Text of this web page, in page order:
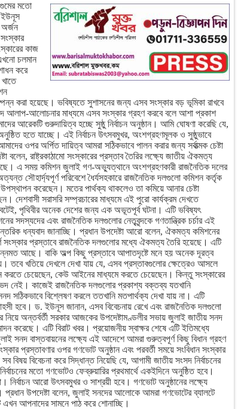
মতো
ইউনূস
কাজ
চলমান
করে
খাতে
করা হয়েছে। ভবিষ্যতে সুশাসনের জন্য এসব সংস্কার বড় ভূমিকা রাখবে
আলাপ-আলোচনার মাধ্যমে এসব সংস্কার গ্রহণ করবে বলে আশা প্রকাশ
আরেকটি গুরুদায়িত্ব হচ্ছে সুষ্ঠু নির্বাচন অনুষ্ঠান। আমি ঘোষণা করেছি যে,
অনুষ্ঠিত হতে যাচ্ছে। এই নির্বাচন উৎসবমুখর, অংশগ্রহণমূলক ও সুষ্ঠুভাবে
ওপর অর্পিত দায়িত্ব আমরা সঠিকভাবে পালন করার জন্য সর্বাত্মক চেষ্টা
বলেন, রাষ্ট্রকাঠামো সংস্কারের প্রস্তাব তৈরির লক্ষ্যে জাতীয় ঐকমত্য
এ সময় কমিশন জুলাই গণ-অভ্যুত্থানে অংশগ্রহণকারী রাজনৈতিক দলের
সৌহার্দ্যপূর্ণ পরিবেশে ধৈর্যসহকারে রাজনৈতিক দলগুলো কমিশন কর্তৃক
করেছেন। মতের পার্থক্য থাকলেও তা কমিয়ে আনার চেষ্টা
সরাসরি সম্প্রচারের মাধ্যমে এই পুরো কার্যক্রম দেখতে
বটেই, পৃথিবীর অনেক দেশের জন্য এক অভূতপূর্ব ঘটনা। এটি ভবিষ্যৎ
সদস্যদের এবং রাজনৈতিক দলগুলোর নেতৃবৃন্দকে গণতান্ত্রিক চর্চার এই
ধন্যবাদ জানাচ্ছি। প্রধান উপদেষ্টা আরো বলেন, ঐকমত্য কমিশনের
সংস্কার প্রস্তাবে রাজনৈতিক দলগুলোর মধ্যে ঐকমত্য তৈরি হয়েছে। এটি
আছে। বাকি অল্প কিছু প্রস্তাবে আপাতদৃষ্টে মনে হয় অনেক দূরত্ব
তবে খতিয়ে দেখলে দেখা যায় যে, এসব প্রস্তাবগুলোর ক্ষেত্রেও আসলে
করতে চেয়েছেন, কেউ আইনের মাধ্যমে করতে চেয়েছেন। কিন্তু সংস্কারের
নেই। কাজেই রাজনৈতিক দলগুলোর প্রকাশ্য বক্তব্য যতখানি
সঠিকভাবে বিশ্লেষণ করলে ততখানি মতপার্থক্য দেখা যায় না। এটি
হবে। ড. ইউনূস জানান, এসব বিবেচনায় রেখে এবং রাজনৈতিক দলগুলো
নিয়ে অন্তর্বর্তী সরকার আজকের উপদেষ্টামণ্ডলীর সভায় জুলাই জাতীয় সনদ
করেছে। এটি বিরাট খবর। প্রয়োজনীয় স্বাক্ষর শেষে এটি ইতিমধ্যে
সনদ বাস্তবায়নের লক্ষ্যে এই আদেশে আমরা গুরুত্বপূর্ণ কিছু বিধান গ্রহণ
প্রস্তাবণার ওপর গণভোট অনুষ্ঠান এবং পরবর্তী সময়ে সংবিধান সংস্কার
বিবেচনা করে সিদ্ধান্ত নিয়েছি যে, আগামী জাতীয় সংসদ নির্বাচনের
মতো গণভোটও ফেব্রুয়ারির প্রথমার্থে একইদিনে অনুষ্ঠিত হবে।
নির্বাচন আরো উৎসবমুখর ও সাশ্রয়ী হবে। গণভোট অনুষ্ঠানের লক্ষ্যে
উপদেষ্টা বলেন, জুলাই সনদের আলোকে আমরা গণভোটের ব্যালটে
আপনাদের সামনে পাঠ করে শোনাচ্ছি।